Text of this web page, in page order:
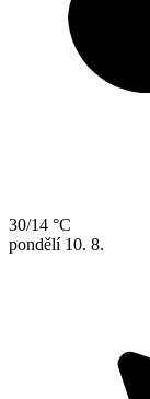
30/14 °C
pondělí 10. 8.